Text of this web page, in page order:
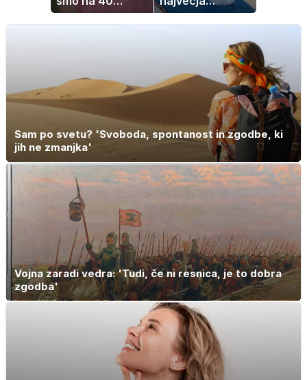
kvadratih, a
imela sem vse,
napaka, ki jo
ljudje delajo med
Sam po svetu? 'Svoboda, spontanost in zgodbe, ki
jih ne zmanjka'
Vojna zaradi vedra: 'Tudi, če ni resnica, je to dobra
zgodba'